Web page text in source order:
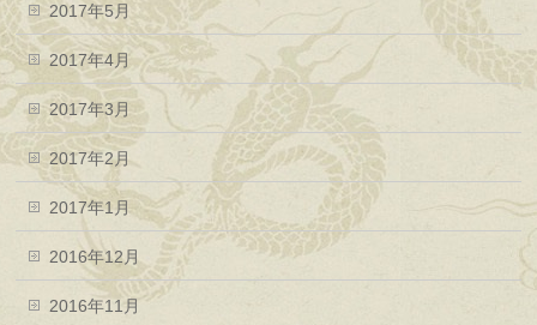
2017年5月
2017年4月
2017年3月
2017年2月
2017年1月
2016年12月
2016年11月